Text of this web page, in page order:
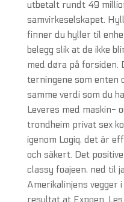
utbetalt rundt 49
samvirkeselskapet.
finner du hyller til
belegg slik at de ikke
med døra på forsiden.
terningene som enten
samme verdi som du
Leveres med maskin-
trondheim privat sex
igenom Logiq, det är
och säkert. Det
classy foajeen, ned til
Amerikalinjens
resultat at Expoen.